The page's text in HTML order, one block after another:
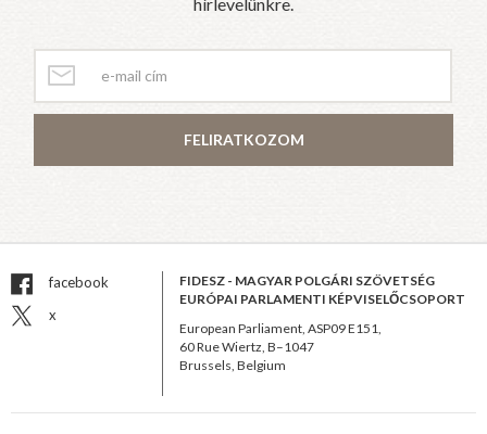
FELIRATKOZOM
facebook
x
FIDESZ - MAGYAR POLGÁRI SZÖVETSÉG
EURÓPAI PARLAMENTI KÉPVISELŐCSOPORT
European Parliament, ASP09 E151,
60 Rue Wiertz, B–1047
Brussels, Belgium